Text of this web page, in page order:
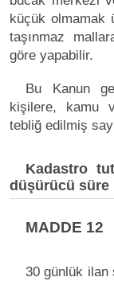
küçük olmamak
taşınmaz
göre yapabilir.
Bu Kanun
kişilere, kamu
tebliğ edilmiş
Kadastro
düşürücü süre
MADDE 12
30 günlük ilan